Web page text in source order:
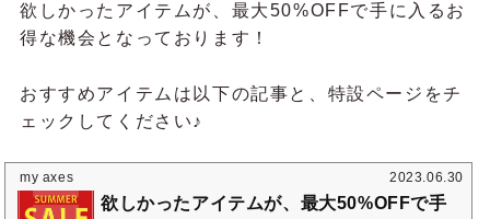
欲しかったアイテムが、最大50%OFFで手に入るお
得な機会となっております！
おすすめアイテムは以下の記事と、特設ページをチ
ェックしてください♪
my axes 2023.06.30
欲しかったアイテムが、最大50%OFFで手